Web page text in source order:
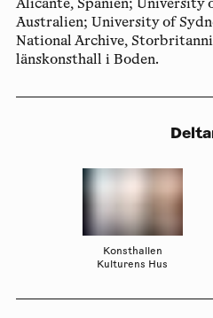
Alicante, Spanien; University
Australien; University of
National Archive,
länskonsthall i Boden.
Konsthallen
Kulturens Hus